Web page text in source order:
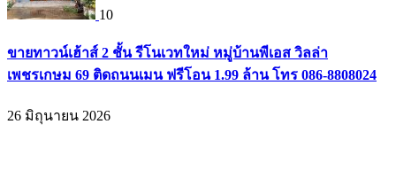
10
ขายทาวน์เฮ้าส์ 2 ชั้น รีโนเวทใหม่ หมู่บ้านพีเอส วิลล่า
เพชรเกษม 69 ติดถนนเมน ฟรีโอน 1.99 ล้าน โทร 086-8808024
26 มิถุนายน 2026